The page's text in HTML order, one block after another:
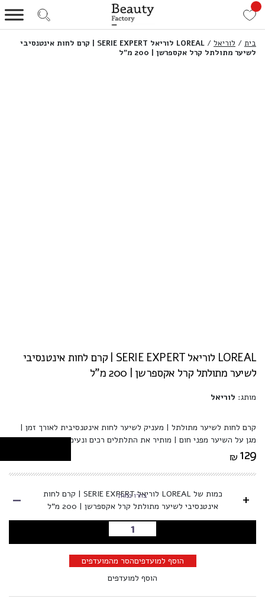
בית / לוריאל /
LOREAL לוריאל SERIE EXPERT | קרם לחות אינטנסיבי
לשיער מתולתל קרל אקספרשן | 200 מ”ל
LOREAL לוריאל SERIE EXPERT | קרם לחות אינטנסיבי
לשיער מתולתל קרל אקספרשן | 200 מ”ל
מותג: לוריאל
קרם לחות לשיער מתולתל | מעניק לשיער לחות אינטנסיבית לאורך זמן |
מגן על השיער מפני חום | מותיר את התלתלים רכים ונעימים למגע
₪ 129
+
כמות של LOREAL לוריאל SERIE EXPERT | קרם לחות
אינטנסיבי לשיער מתולתל קרל אקספרשן | 200 מ”ל
בחרו כמות -
הוספה לסל
הוסף למועדפיםהסר מהמועדפים
הוסף למועדפים